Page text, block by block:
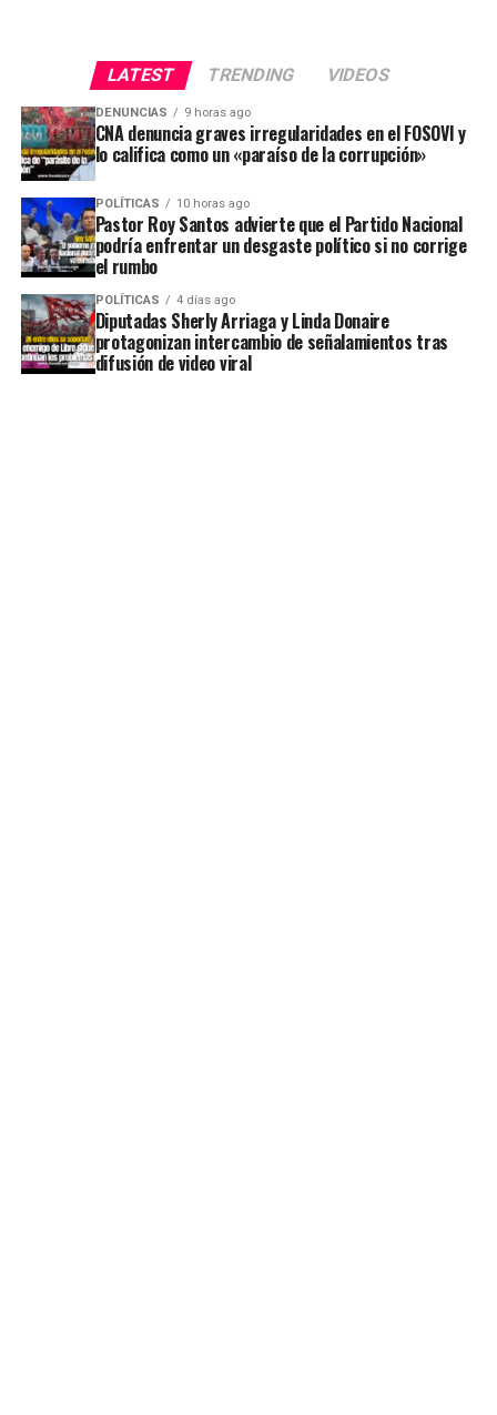
LATEST TRENDING VIDEOS
DENUNCIAS 9 horas ago
CNA denuncia graves irregularidades en el FOSOVI y
lo califica como un «paraíso de la corrupción»
POLÍTICAS 10 horas ago
Pastor Roy Santos advierte que el Partido Nacional
podría enfrentar un desgaste político si no corrige
el rumbo
POLÍTICAS 4 días ago
Diputadas Sherly Arriaga y Linda Donaire
protagonizan intercambio de señalamientos tras
difusión de video viral